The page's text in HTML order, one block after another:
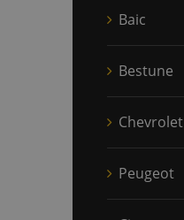
Baic
Bestune
Chevrolet
Peugeot